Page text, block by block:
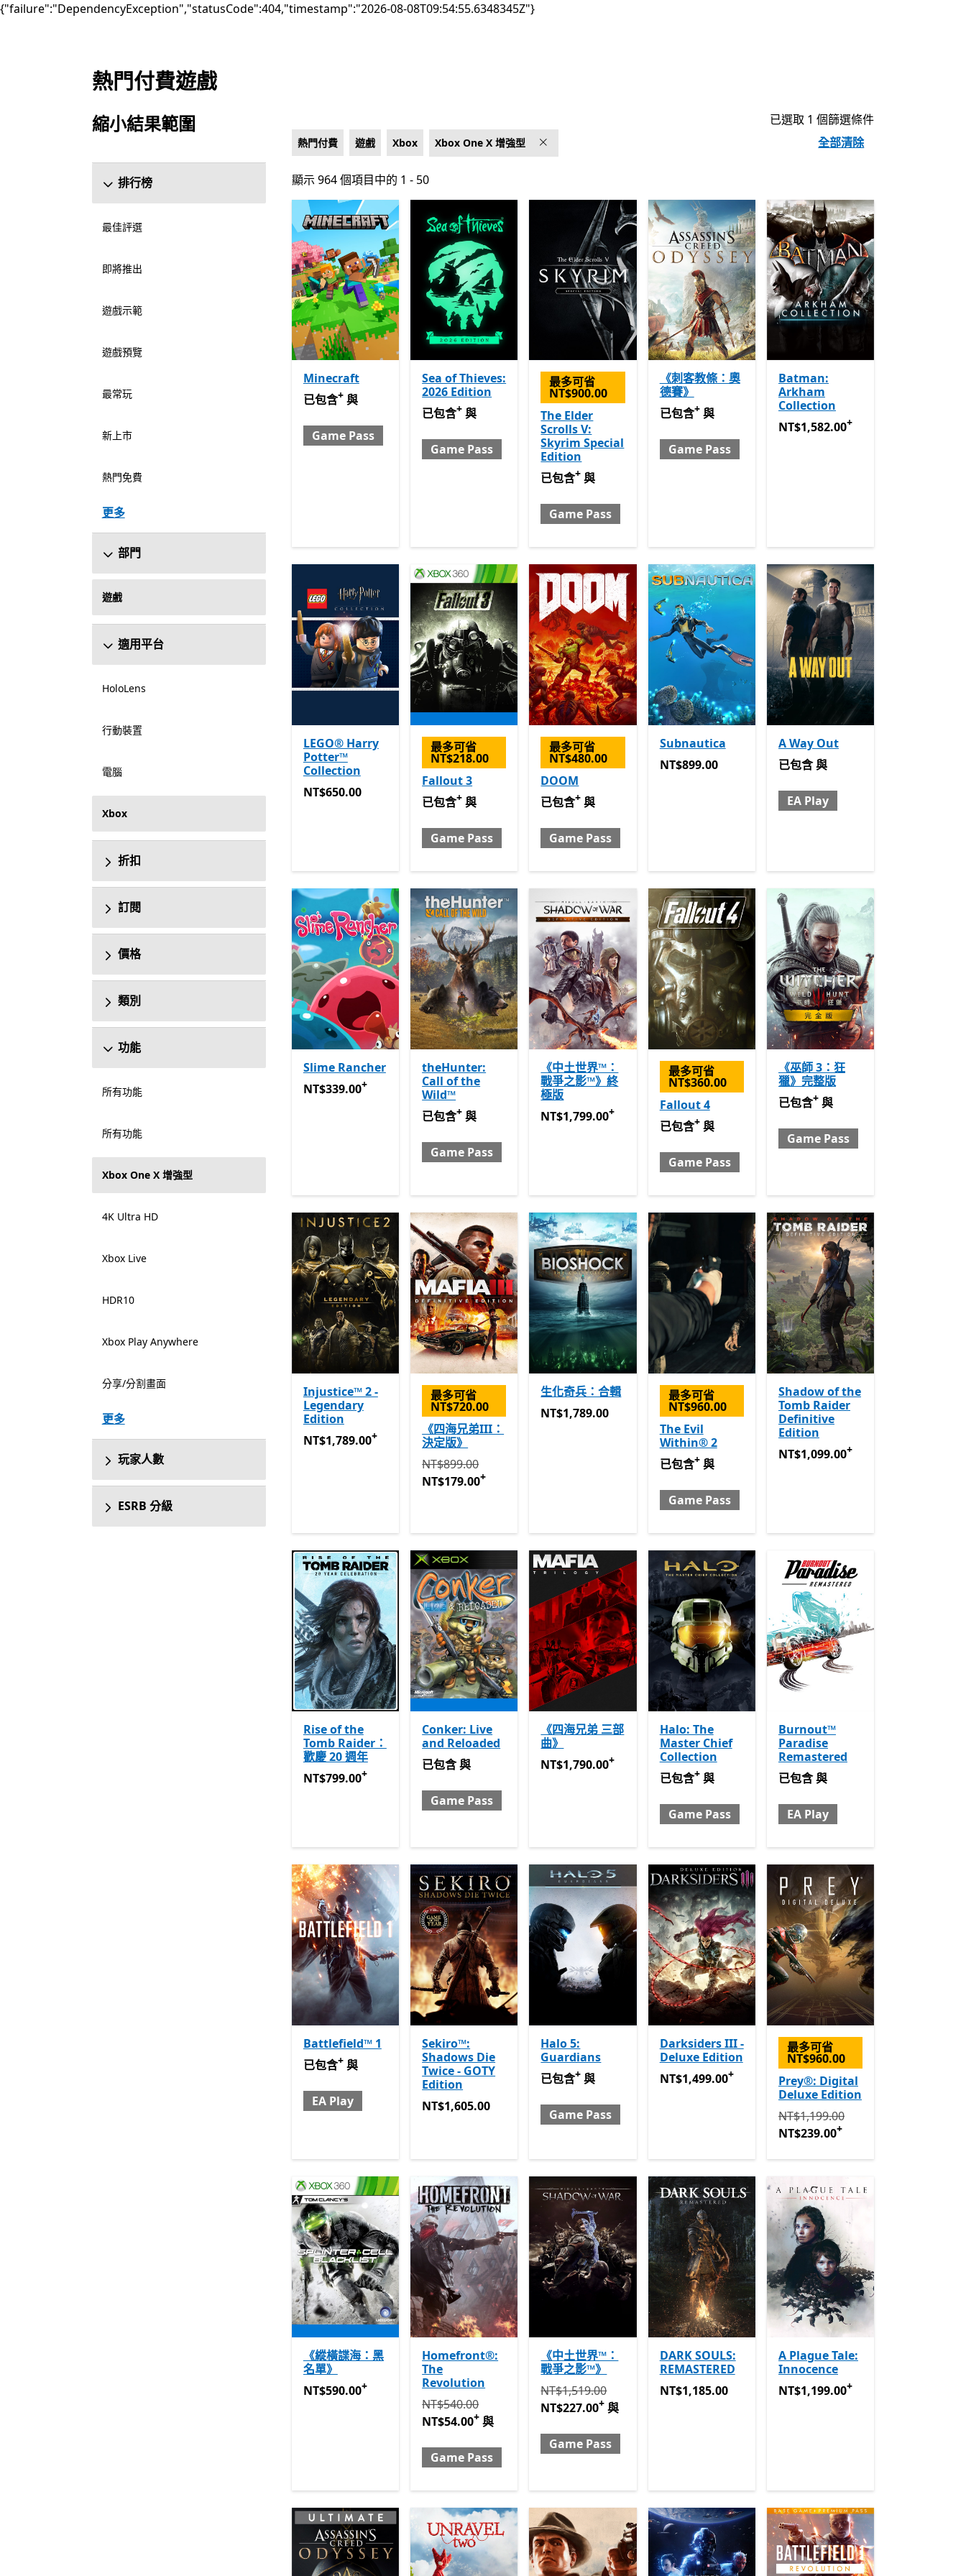
{"failure":"DependencyException","statusCode":404,"timestamp":"2026-08-08T09:54:55.6348345Z"}
上架 Microsoft.com
熱門付費遊戲
縮小結果範圍
排行榜
最佳評選
即將推出
遊戲示範
遊戲預覽
最常玩
新上市
熱門免費
更多
部門
遊戲
適用平台
HoloLens
行動裝置
電腦
Xbox
折扣
訂閱
價格
類別
功能
所有功能
所有功能
Xbox One X 增強型
4K Ultra HD
Xbox Live
HDR10
Xbox Play Anywhere
分享/分割畫面
更多
玩家人數
ESRB 分級
熱門付費 遊戲 Xbox Xbox One X 增強型
已選取 1 個篩選條件
全部清除
顯示 964 個項目中的 1 - 50
顯示 964 個項目中的 1 - 50
Minecraft
已包含 與 Game Pass
提供應用程式內購。
已包含+ 與
Game Pass
Sea of Thieves:
2026 Edition
已包含 與 Game Pass
提供應用程式內購。
已包含+ 與
Game Pass
最多可省
NT$900.00
The Elder
Scrolls V:
Skyrim Special
Edition
已包含 與 Game Pass
已包含+ 與
Game Pass
《刺客教條：奧
德賽》
已包含 與 Game Pass
提供應用程式內購。
已包含+ 與
Game Pass
Batman:
Arkham
Collection
NT$1,582.00提供應用程式內購。
NT$1,582.00+
LEGO® Harry
Potter™
Collection
NT$650.00
NT$650.00
最多可省
NT$218.00
Fallout 3
已包含 與 Game Pass
提供應用程式內購。
已包含+ 與
Game Pass
最多可省
NT$480.00
DOOM
已包含 與 Game Pass
已包含+ 與
Game Pass
Subnautica
NT$899.00
NT$899.00
A Way Out
已包含 與 EA Play
已包含與
EA Play
Slime Rancher
NT$339.00提供應用程式內購。
NT$339.00+
theHunter:
Call of the
Wild™
已包含 與 Game Pass
提供應用程式內購。
已包含+ 與
Game Pass
《中土世界™：
戰爭之影™》終
極版
NT$1,799.00提供應用程式內購。
NT$1,799.00+
最多可省
NT$360.00
Fallout 4
已包含 與 Game Pass
提供應用程式內購。
已包含+ 與
Game Pass
《巫師 3：狂
獵》完整版
已包含 與 Game Pass
已包含+ 與
Game Pass
Injustice™ 2 -
Legendary
Edition
NT$1,789.00提供應用程式內購。
NT$1,789.00+
最多可省
NT$720.00
《四海兄弟III：
決定版》
原價 NT$899.00 現價 NT$179.00
提供應用程式內購。
NT$899.00
NT$179.00+
生化奇兵：合輯
NT$1,789.00
NT$1,789.00
最多可省
NT$960.00
The Evil
Within® 2
已包含 與 Game Pass
提供應用程式內購。
已包含+ 與
Game Pass
Shadow of the
Tomb Raider
Definitive
Edition
NT$1,099.00提供應用程式內購。
NT$1,099.00+
Rise of the
Tomb Raider：
歡慶 20 週年
NT$799.00提供應用程式內購。
NT$799.00+
Conker: Live
and Reloaded
已包含 與 Game Pass
已包含與
Game Pass
《四海兄弟 三部
曲》
NT$1,790.00提供應用程式內購。
NT$1,790.00+
Halo: The
Master Chief
Collection
已包含 與 Game Pass
提供應用程式內購。
已包含+ 與
Game Pass
Burnout™
Paradise
Remastered
已包含 與 EA Play
已包含與
EA Play
Battlefield™ 1
已包含 與 EA Play
提供應用程式內購。
已包含+ 與
EA Play
Sekiro™:
Shadows Die
Twice - GOTY
Edition
NT$1,605.00
NT$1,605.00
Halo 5:
Guardians
已包含 與 Game Pass
提供應用程式內購。
已包含+ 與
Game Pass
Darksiders III -
Deluxe Edition
NT$1,499.00提供應用程式內購。
NT$1,499.00+
最多可省
NT$960.00
Prey®: Digital
Deluxe Edition
原價 NT$1,199.00 現價 NT$239.00
NT$1,199.00
NT$239.00+
《縱橫諜海：黑
名單》
NT$590.00提供應用程式內購。
NT$590.00+
Homefront®:
The
Revolution
原價 NT$540.00 現價 NT$54.00 與 Game Pass
NT$540.00
NT$54.00+ 與
Game Pass
《中土世界™：
戰爭之影™》
原價 NT$1,519.00 現價 NT$227.00 與 Game Pass提供應用程式內購。
NT$1,519.00
NT$227.00+ 與
Game Pass
DARK SOULS:
REMASTERED
NT$1,185.00
NT$1,185.00
A Plague Tale:
Innocence
NT$1,199.00提供應用程式內購。
NT$1,199.00+